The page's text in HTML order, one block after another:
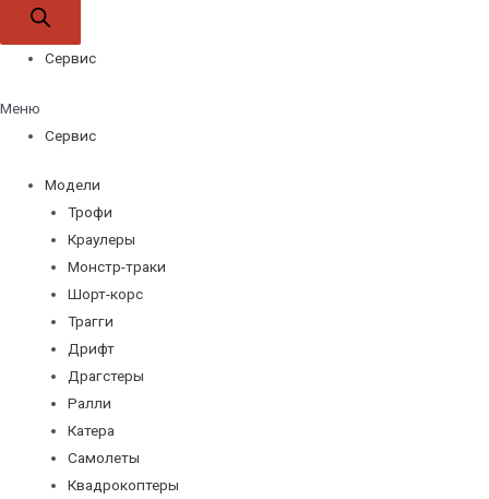
Сервис
Меню
Сервис
Модели
Трофи
Краулеры
Монстр-траки
Шорт-корс
Трагги
Дрифт
Драгстеры
Ралли
Катера
Самолеты
Квадрокоптеры